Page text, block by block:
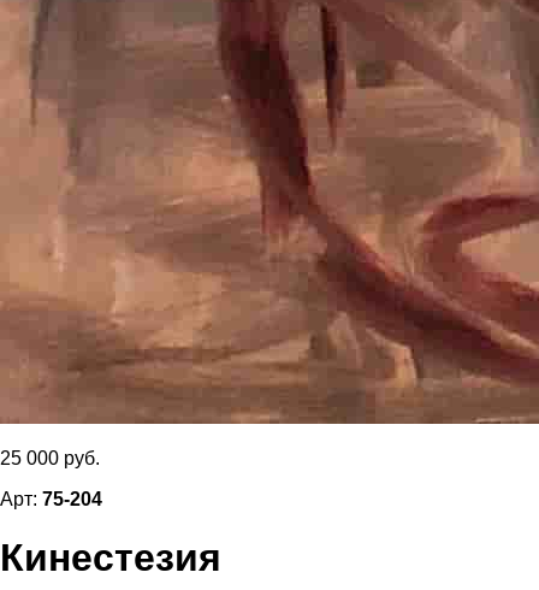
25 000 руб.
Арт: 75-204
Кинестезия